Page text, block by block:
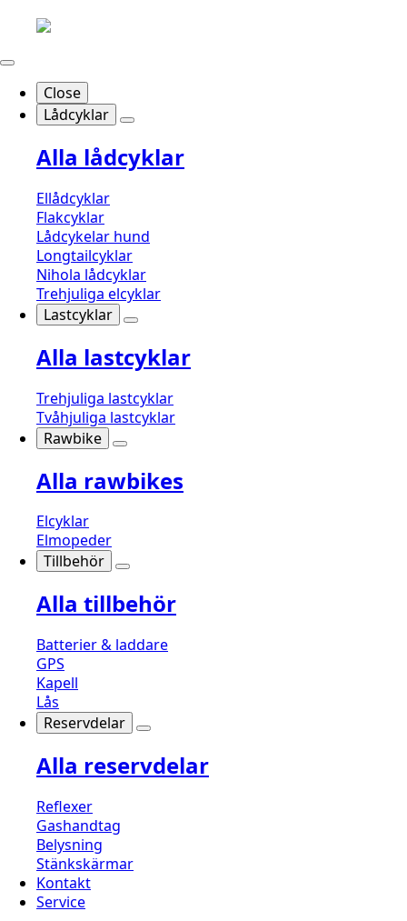
Close
Lådcyklar
Alla lådcyklar
Ellådcyklar
Flakcyklar
Lådcykelar hund
Longtailcyklar
Nihola lådcyklar
Trehjuliga elcyklar
Lastcyklar
Alla lastcyklar
Trehjuliga lastcyklar
Tvåhjuliga lastcyklar
Rawbike
Alla rawbikes
Elcyklar
Elmopeder
Tillbehör
Alla tillbehör
Batterier & laddare
GPS
Kapell
Lås
Reservdelar
Alla reservdelar
Reflexer
Gashandtag
Belysning
Stänkskärmar
Kontakt
Service